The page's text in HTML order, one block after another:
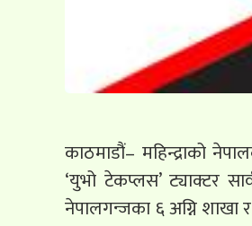
काठमाडौं– महिन्द्राको
‘युभो टेकप्लस’ ट्याक्टर
नेपालगन्जका ६ अग्नि